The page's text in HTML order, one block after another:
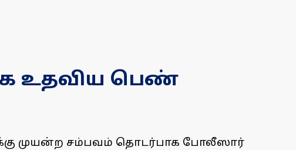
உதவிய பெண்
முயன்ற சம்பவம் தொடர்பாக போலீஸார்